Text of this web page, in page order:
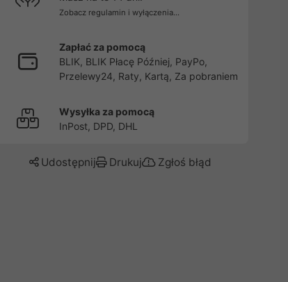
Zobacz regulamin i wyłączenia...
Zapłać za pomocą
BLIK, BLIK Płacę Później, PayPo,
Przelewy24, Raty, Kartą, Za pobraniem
Wysyłka za pomocą
InPost, DPD, DHL
Udostępnij Drukuj Zgłoś błąd